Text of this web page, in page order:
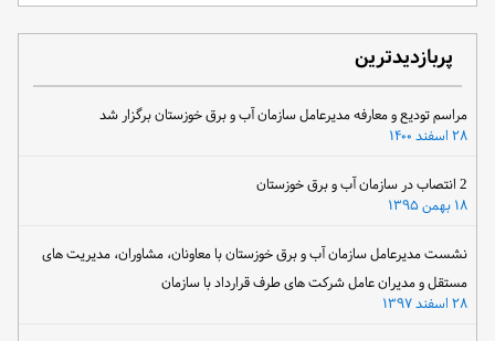
پربازدیدترین
مراسم تودیع و معارفه مدیرعامل سازمان آب و برق خوزستان برگزار شد
۲۸ اسفند ۱۴۰۰
۱۸ بهمن ۱۳۹۵
نشست مدیرعامل سازمان آب و برق خوزستان با معاونان، مشاوران، مدیریت های
مستقل و مدیران عامل شرکت های طرف قرارداد با سازمان
۲۸ اسفند ۱۳۹۷